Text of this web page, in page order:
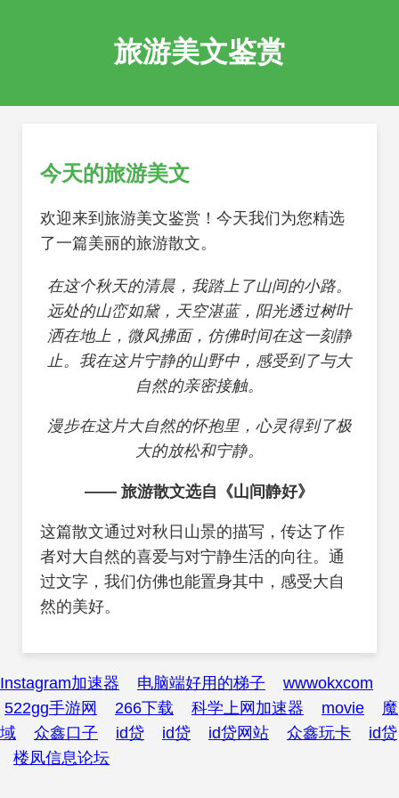
旅游美文鉴赏
今天的旅游美文
欢迎来到旅游美文鉴赏！今天我们为您精选
了一篇美丽的旅游散文。
在这个秋天的清晨，我踏上了山间的小路。
远处的山峦如黛，天空湛蓝，阳光透过树叶
洒在地上，微风拂面，仿佛时间在这一刻静
止。我在这片宁静的山野中，感受到了与大
自然的亲密接触。
漫步在这片大自然的怀抱里，心灵得到了极
大的放松和宁静。
—— 旅游散文选自《山间静好》
这篇散文通过对秋日山景的描写，传达了作
者对大自然的喜爱与对宁静生活的向往。通
过文字，我们仿佛也能置身其中，感受大自
然的美好。
Instagram加速器 电脑端好用的梯子
wwwokxcom
522gg手游网
266下载 科学上网加速器 movie
魔
域
众鑫口子 id贷 id贷 id贷网站 众鑫玩卡
id贷
楼凤信息论坛